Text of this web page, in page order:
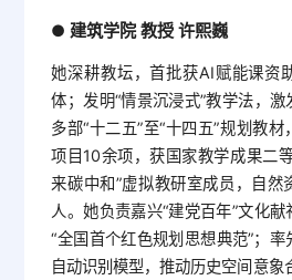
● 建筑学院 教授 许熙巍
她深耕教坛，首批获AI赋能课资
体；发明“情景沉浸式”教学法，
多部“十二五”至“十四五”规划教
项目10余项，获国家教学成果二
来碳中和”虚拟教研室成员，自然
人。她负责嘉兴“建党百年”文化
“全国首个红色规划思想典范”；
自动识别模型，推动历史空间意象